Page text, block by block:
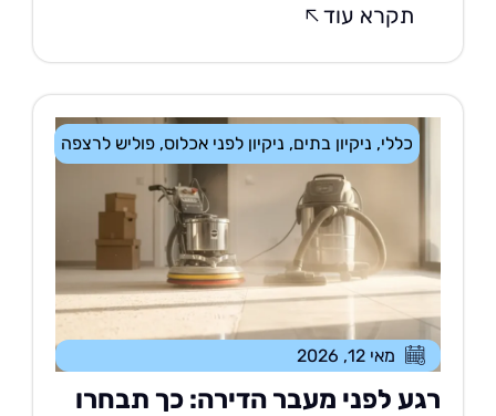
תקרא עוד
ניקיון בתים,ניקיון לפני אכלוס,פוליש לרצפה
מאי 12, 2026
לפני מעבר הדירה: כך תבחרו